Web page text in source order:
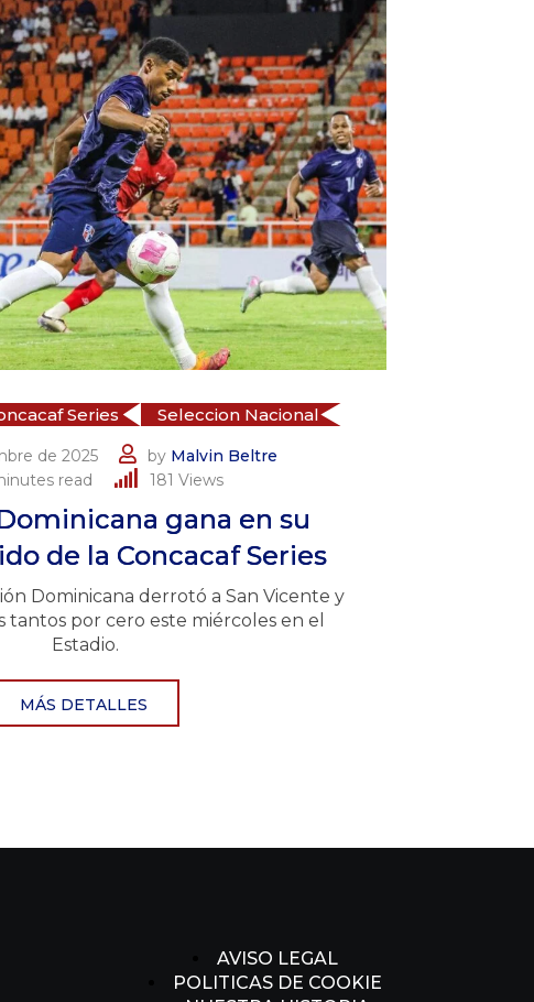
Series Seleccion Nacional
de 2025 by Malvin Beltre
read
181 Views
gana en su
de la Concacaf Series
Dominicana derrotó a San Vicente y
tantos por cero este miércoles en el
Estadio.
MÁS DETALLES
AVISO LEGAL
POLITICAS DE COOKIE